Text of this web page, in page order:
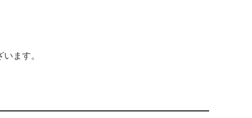
ます。